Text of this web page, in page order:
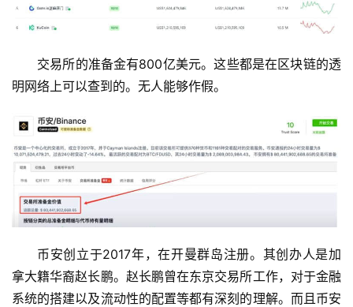
交易所的准备金有800亿美元。这些都是在区块链的透
明网络上可以查到的。无人能够作假。
币安创立于2017年，在开曼群岛注册。其创办人是加
拿大籍华裔赵长鹏。赵长鹏曾在东京交易所工作，对于金融
系统的搭建以及流动性的配置等都有深刻的理解。而且币安